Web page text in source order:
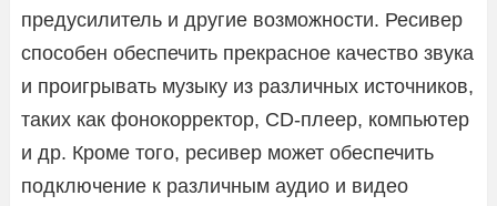
предусилитель и другие возможности. Ресивер
способен обеспечить прекрасное качество звука
и проигрывать музыку из различных источников,
таких как фонокорректор, CD-плеер, компьютер
и др. Кроме того, ресивер может обеспечить
подключение к различным аудио и видео